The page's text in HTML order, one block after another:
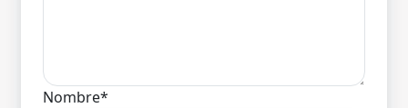
Nombre*